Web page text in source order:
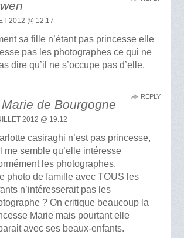
2012 @ 12:17
sa fille n’étant pas princesse elle
pas les photographes ce qui ne
dire qu’il ne s’occupe pas d’elle.
Marie de Bourgogne
2012 @ 19:12
casiraghi n’est pas princesse,
me semble qu’elle intéresse
les photographes.
photo de famille avec TOUS les
n’intéresserait pas les
? On critique beaucoup la
Marie mais pourtant elle
avec ses beaux-enfants.
REPLY